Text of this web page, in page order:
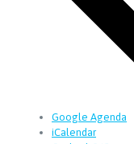
Google Agenda
iCalendar